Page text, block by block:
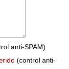
anti-SPAM)
(control anti-